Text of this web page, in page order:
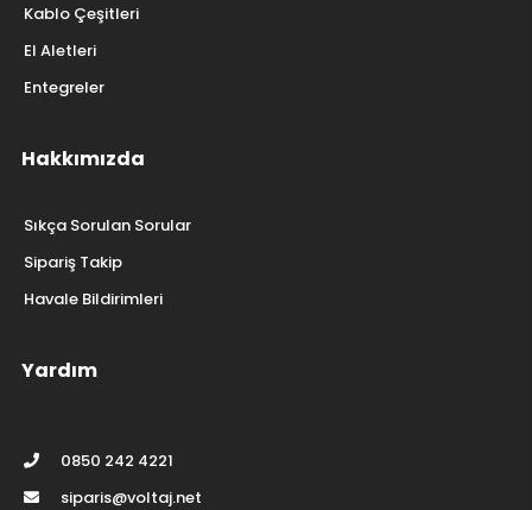
Kablo Çeşitleri
El Aletleri
Entegreler
Hakkımızda
Sıkça Sorulan Sorular
Sipariş Takip
Havale Bildirimleri
Yardım
0850 242 4221
siparis@voltaj.net